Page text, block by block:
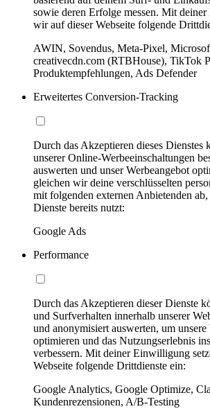
sowie deren Erfolge messen. Mit
wir auf dieser Webseite folgende
AWIN, Sovendus, Meta-Pixel,
creativecdn.com (RTBHouse), TikTok
Produktempfehlungen, Ads Defender
Erweitertes Conversion-Tracking
Durch das Akzeptieren dieses
unserer Online-Werbeeinschaltungen
auswerten und unser Werbeangebot
gleichen wir deine verschlüsselten
mit folgenden externen Anbietenden
Dienste bereits nutzt:
Google Ads
Performance
Durch das Akzeptieren dieser Dienste
und Surfverhalten innerhalb unserer
und anonymisiert auswerten, um unsere
optimieren und das Nutzungserlebnis
verbessern. Mit deiner Einwilligung
Webseite folgende Drittdienste ein:
Google Analytics, Google Optimize,
Kundenrezensionen, A/B-Testing